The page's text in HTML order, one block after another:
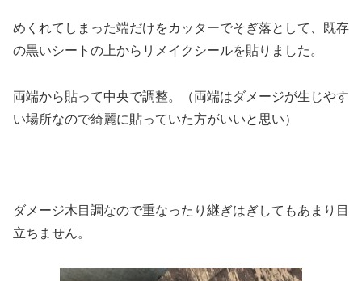
めくれてしまった端だけをカッターでそぎ落として、既存
の黒いシートの上からリメイクシールを貼りました。
両端から貼って中央で調整。（両端はダメージが生じやす
い場所なので綺麗に貼っていた方がいいと思い）
ダメージ木目調なので重なったり継ぎはぎしてもあまり目
立ちません。